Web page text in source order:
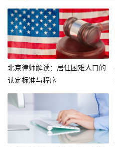
北京律师解读：居住困难人口的
认定标准与程序